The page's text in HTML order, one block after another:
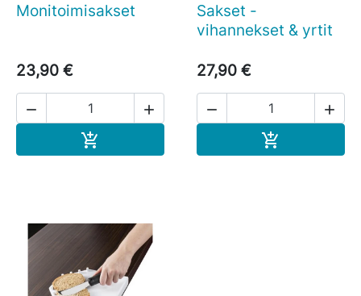
Monitoimisakset
23,90 €
 

Sakset -
vihannekset & yrtit
27,90 €
 
